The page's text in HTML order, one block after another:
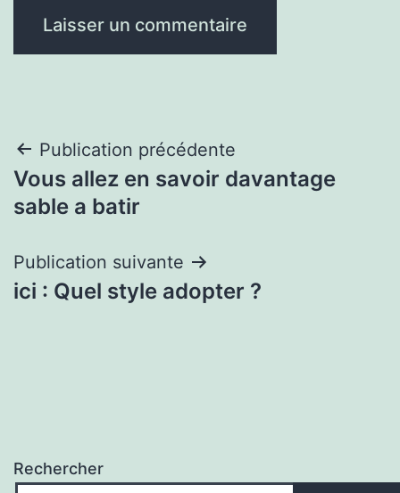
Navigation
de
Publication précédente
Vous allez en savoir davantage
sable a batir
Publication suivante
ici : Quel style adopter ?
Rechercher